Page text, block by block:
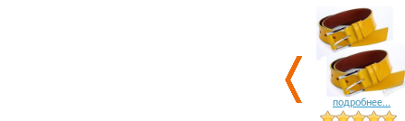
подробнее...